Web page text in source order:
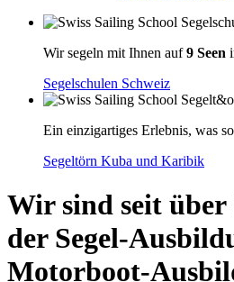
Wir segeln mit Ihnen auf9 Seen
Segelschulen Schweiz
Ein einzigartiges Erlebnis, was
Segeltörn Kuba und Karibik
Wir sind seit über
der Segel-
Motorboot-